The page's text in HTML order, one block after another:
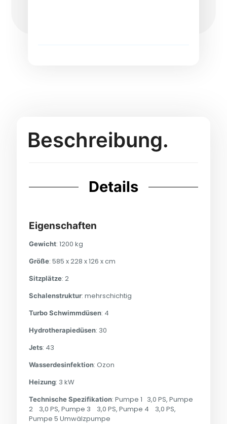
Beschreibung.
Details
Eigenschaften
Gewicht: 1200 kg
Größe: 585 x 228 x 126 x cm
Sitzplätze: 2
Schalenstruktur: mehrschichtig
Turbo Schwimmdüsen: 4
Hydrotherapiedüsen: 30
Jets: 43
Wasserdesinfektion: Ozon
Heizung: 3 kW
Technische Spezifikation: Pumpe 1 3,0 PS, Pumpe
2 3,0 PS, Pumpe 3 3,0 PS, Pumpe 4 3,0 PS,
Pumpe 5 Umwälzpumpe